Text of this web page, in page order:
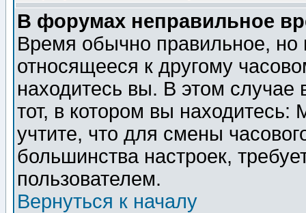
В форумах неправильное
Время обычно правильное,
относящееся к другому
находитесь вы. В этом
тот, в котором вы
учтите, что для смены
большинства настроек,
пользователем.
Вернуться к началу